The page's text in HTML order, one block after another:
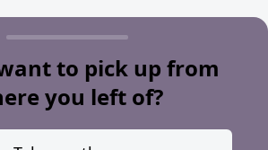
to pick up from
you left of?